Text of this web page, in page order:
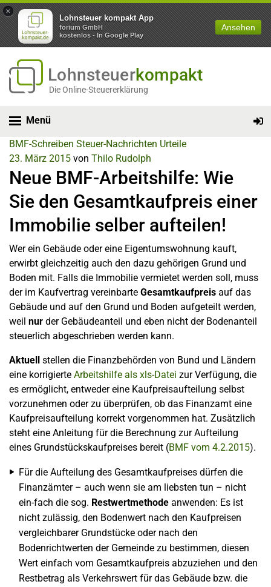
×
Lohnsteuer kompakt App
forium GmbH
kostenlos - In Google Play
Ansehen
Lohnsteuerkompakt
Die Online-Steuererklärung
Menü
BMF-Schreiben Steuer-Nachrichten Urteile
23. März 2015 von Thilo Rudolph
Neue BMF-Arbeitshilfe: Wie
Sie den Gesamtkaufpreis einer
Immobilie selber aufteilen!
Wer ein Gebäude oder eine Eigentumswohnung kauft,
erwirbt gleichzeitig auch den dazu gehörigen Grund und
Boden mit. Falls die Immobilie vermietet werden soll, muss
der im Kaufvertrag vereinbarte Gesamtkaufpreis auf das
Gebäude und auf den Grund und Boden aufgeteilt werden,
weil nur der Gebäudeanteil und eben nicht der Bodenanteil
steuerlich abgeschrieben werden kann.
Aktuell stellen die Finanzbehörden von Bund und Ländern
eine korrigierte Arbeitshilfe als xls-Datei zur Verfügung, die
es ermöglicht, entweder eine Kaufpreisaufteilung selbst
vorzunehmen oder zu überprüfen, ob das Finanzamt eine
Kaufpreisaufteilung korrekt vorgenommen hat. Zusätzlich
steht eine Anleitung für die Berechnung zur Aufteilung
eines Grundstückskaufpreises bereit (BMF vom 4.2.2015).
Für die Aufteilung des Gesamtkaufpreises dürfen die
Finanzämter – auch wenn sie am liebsten tun – nicht
ein-fach die sog. Restwertmethode anwenden: Es ist
nicht zulässig, den Bodenwert nach den Kaufpreisen
vergleichbarer Grundstücke oder nach den
Bodenrichtwerten der Gemeinde zu bestimmen, diesen
Wert einfach vom Gesamtkaufpreis abzuziehen und den
Restbetrag als Verkehrswert für das Gebäude bzw. die